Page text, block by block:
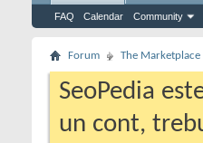
FAQ Calendar Community
Forum The Marketplace
SeoPedia
un cont,